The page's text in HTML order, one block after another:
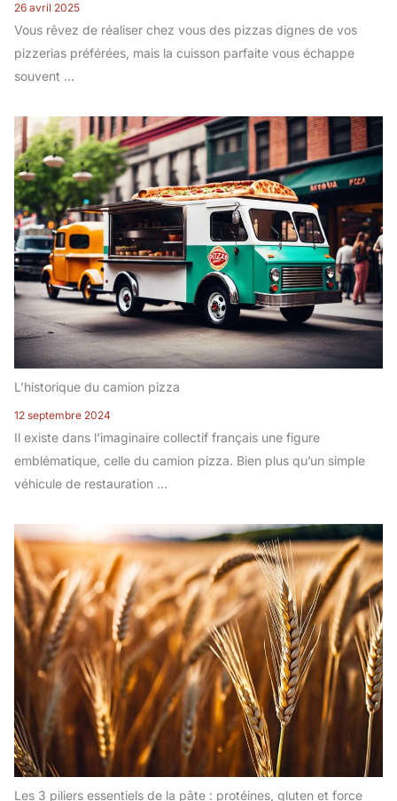
26 avril 2025
Vous rêvez de réaliser chez vous des pizzas dignes de vos
pizzerias préférées, mais la cuisson parfaite vous échappe
souvent ...
L’historique du camion pizza
12 septembre 2024
Il existe dans l’imaginaire collectif français une figure
emblématique, celle du camion pizza. Bien plus qu’un simple
véhicule de restauration ...
Les 3 piliers essentiels de la pâte : protéines, gluten et force